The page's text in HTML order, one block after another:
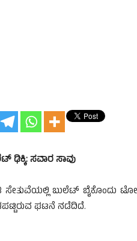
ಢಿಕ್ಕಿ: ಸವಾರ ಸಾವು
ಸೇತುವೆಯಲ್ಲಿ ಬುಲೆಟ್ ಬೈಕೊಂದು
ಘಟನೆ ನಡೆದಿದೆ.